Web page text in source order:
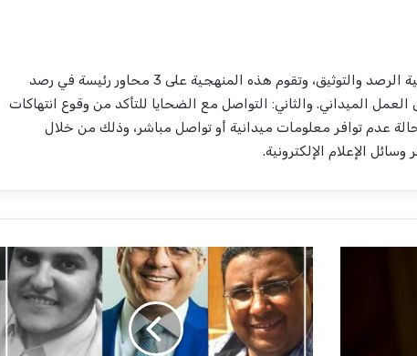
يعتمد “المرصد” منهجيته الخاصة في عملية الرصد والتوثيق، وتقوم هذه المنهجية على 3 محاور رئيسة في رصد
العمل الميداني. والثاني: التواصل مع الضحايا للتأكد من وقوع انتهاكات
عدم توافر معلومات ميدانية أو تواصل مباشر، وذلك من خلال
الإعلام الإلكترونية.
ت
ج
ي
ل
ن